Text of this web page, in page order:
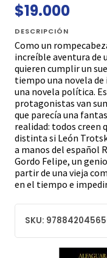
$19.000
DESCRIPCIÓN
Como un
increíble aventura de
quieren cumplir un
tiempo una novela de
una novela política.
protagonistas van
que parecía una
realidad: todos creen
distinta si León
a manos del español
Gordo Felipe, un
partir de una vieja
en el tiempo e
SKU: